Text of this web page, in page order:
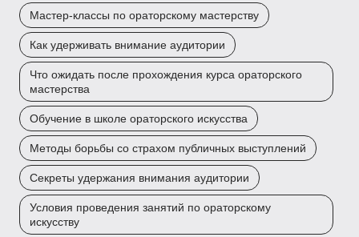
Мастер-классы по ораторскому мастерству
Как удерживать внимание аудитории
Что ожидать после прохождения курса ораторского
мастерства
Обучение в школе ораторского искусства
Методы борьбы со страхом публичных выступлений
Секреты удержания внимания аудитории
Условия проведения занятий по ораторскому
искусству